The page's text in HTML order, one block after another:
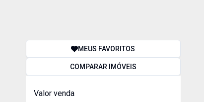
MEUS FAVORITOS
COMPARAR IMÓVEIS
Valor venda